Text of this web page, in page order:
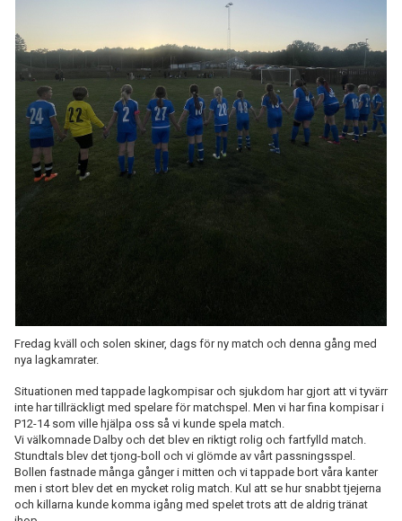
Fredag kväll och solen skiner, dags för ny match och denna gång med
nya lagkamrater.
Situationen med tappade lagkompisar och sjukdom har gjort att vi tyvärr
inte har tillräckligt med spelare för matchspel. Men vi har fina kompisar i
P12-14 som ville hjälpa oss så vi kunde spela match.
Vi välkomnade Dalby och det blev en riktigt rolig och fartfylld match.
Stundtals blev det tjong-boll och vi glömde av vårt passningsspel.
Bollen fastnade många gånger i mitten och vi tappade bort våra kanter
men i stort blev det en mycket rolig match. Kul att se hur snabbt tjejerna
och killarna kunde komma igång med spelet trots att de aldrig tränat